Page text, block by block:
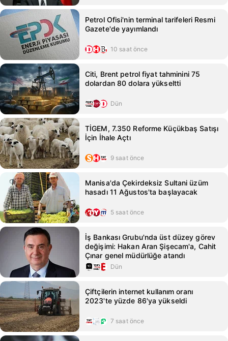
Petrol Ofisi'nin terminal tarifeleri Resmi
Gazete'de yayımlandı
10 saat önce
Citi, Brent petrol fiyat tahminini 75
dolardan 80 dolara yükseltti
Dün
TİGEM, 7.350 Reforme Küçükbaş Satışı
İçin İhale Açtı
9 saat önce
Manisa'da Çekirdeksiz Sultani üzüm
hasadı 11 Ağustos'ta başlayacak
5 saat önce
İş Bankası Grubu'nda üst düzey görev
değişimi: Hakan Aran Şişecam'a, Cahit
Çınar genel müdürlüğe atandı
Dün
Çiftçilerin internet kullanım oranı
2023'te yüzde 86'ya yükseldi
7 saat önce